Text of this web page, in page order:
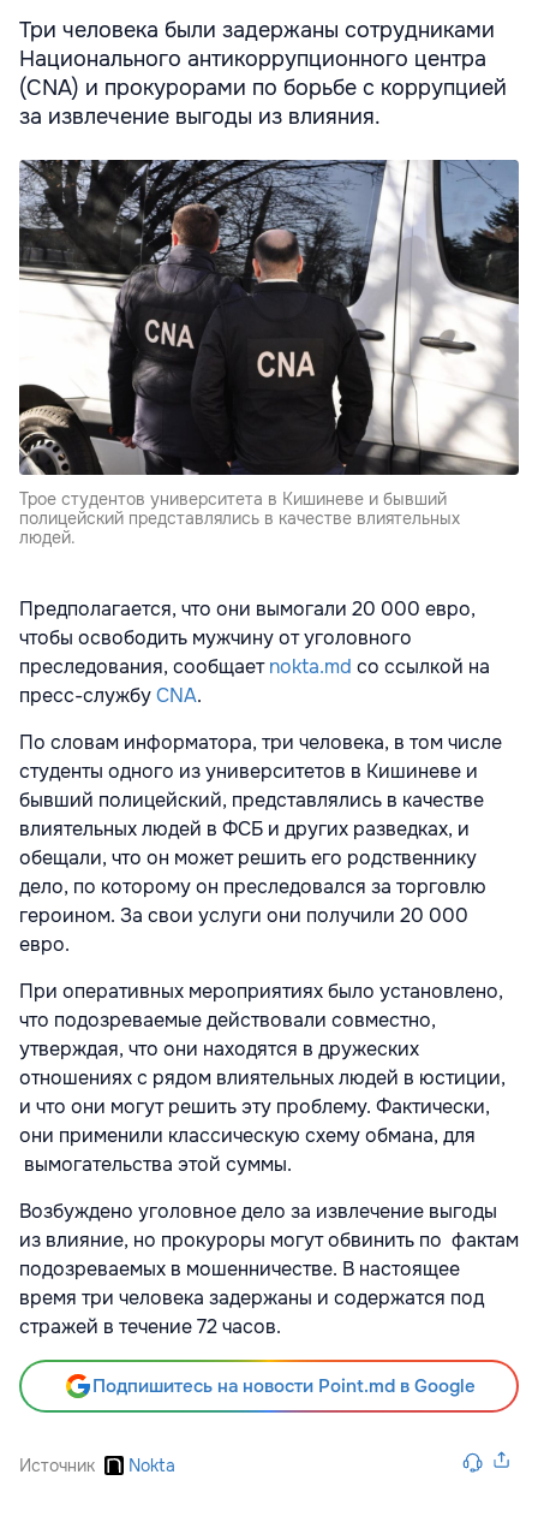
Три человека были задержаны сотрудниками
Национального антикоррупционного центра
(CNA) и прокурорами по борьбе с коррупцией
за извлечение выгоды из влияния.
Трое студентов университета в Кишиневе и бывший
полицейский представлялись в качестве влиятельных
людей.
Предполагается, что они вымогали 20 000 евро,
чтобы освободить мужчину от уголовного
преследования, сообщаетnokta.md со ссылкой на
пресс-службуCNA.
По словам информатора, три человека, в том числе
студенты одного из университетов в Кишиневе и
бывший полицейский, представлялись в качестве
влиятельных людей в ФСБ и других разведках, и
обещали, что он может решить его родственнику
дело, по которому он преследовался за торговлю
героином. За свои услуги они получили 20 000
евро.
При оперативных мероприятиях было установлено,
что подозреваемые действовали совместно,
утверждая, что они находятся в дружеских
отношениях с рядом влиятельных людей в юстиции,
и что они могут решить эту проблему. Фактически,
они применили классическую схему обмана, для
вымогательства этой суммы.
Возбуждено уголовное дело за извлечение выгоды
из влияние, но прокуроры могут обвинить по фактам
подозреваемых в мошенничестве. В настоящее
время три человека задержаны и содержатся под
стражей в течение 72 часов.
Подпишитесь на новости Point.md в Google
Источник Nokta